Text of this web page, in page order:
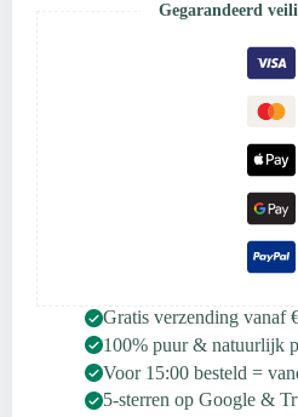
absolute
(grandiflorum)
10ml
aantal
Gegarandeerd
Gratis verzending vanaf
100% puur & natuurlijk
Voor 15:00 besteld =
5-sterren op Google &